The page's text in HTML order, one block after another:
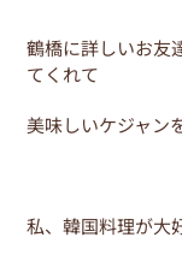
鶴橋に詳しいお友
てくれて
美味しいケジャン
私、韓国料理が大